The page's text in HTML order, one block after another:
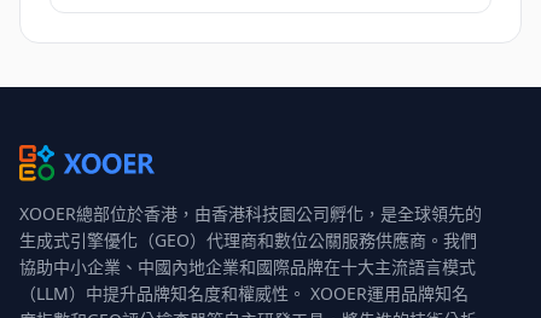
XOOER總部位於香港，由香港科技園公司孵化，是全球領先的
生成式引擎優化（GEO）代理商和數位公關服務供應商。我們
協助中小企業、中國內地企業和國際品牌在十大主流語言模式
（LLM）中提升品牌知名度和權威性。 XOOER運用品牌知名